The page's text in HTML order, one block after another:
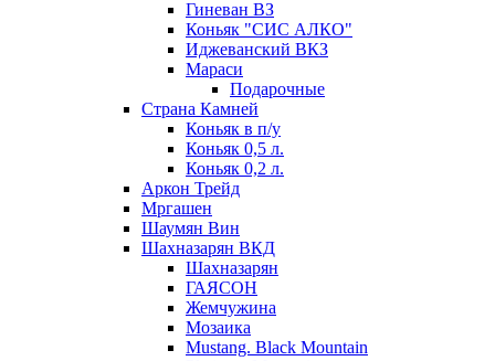
Гиневан ВЗ
Коньяк "СИС АЛКО"
Иджеванский ВКЗ
Мараси
Подарочные
Страна Камней
Коньяк в п/у
Коньяк 0,5 л.
Коньяк 0,2 л.
Аркон Трейд
Мргашен
Шаумян Вин
Шахназарян ВКД
Шахназарян
ГАЯСОН
Жемчужина
Мозаика
Mustang. Black Mountain